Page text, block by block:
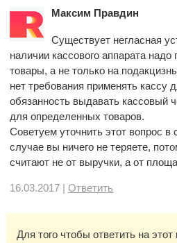
Максим Правдин
Существует негласная
наличии кассового аппарата надо
товары, а не только на
нет требования применять кассу
обязанность выдавать кассовый
для определенных товаров.
Советуем уточнить этот вопрос
случае вы ничего не теряете,
считают не от выручки, а от
16.03.2017 | Ответить
Для того чтобы ответить на